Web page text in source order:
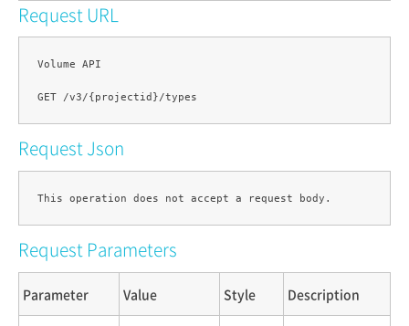
Request URL
Volume API
Request Json
Request Parameters
Parameter Value Style Description